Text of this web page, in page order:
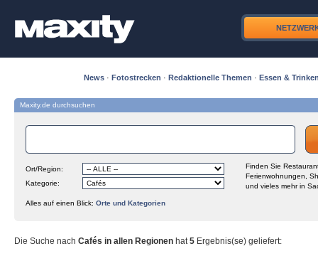
News · Fotostrecken · Redaktionelle Themen · Essen &
Maxity.de durchsuchen
Ort/Region:
Kategorie:
Finden Sie
Ferienwohnungen,
und vieles mehr in
Alles auf einen Blick: Orte und Kategorien
Die Suche nach Cafés in allen Regionen hat5 Ergebnis(se) geliefert: